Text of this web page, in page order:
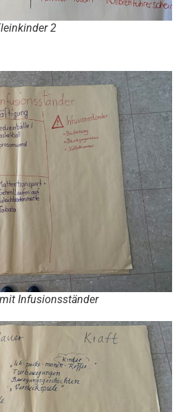
2
Infusionsständer